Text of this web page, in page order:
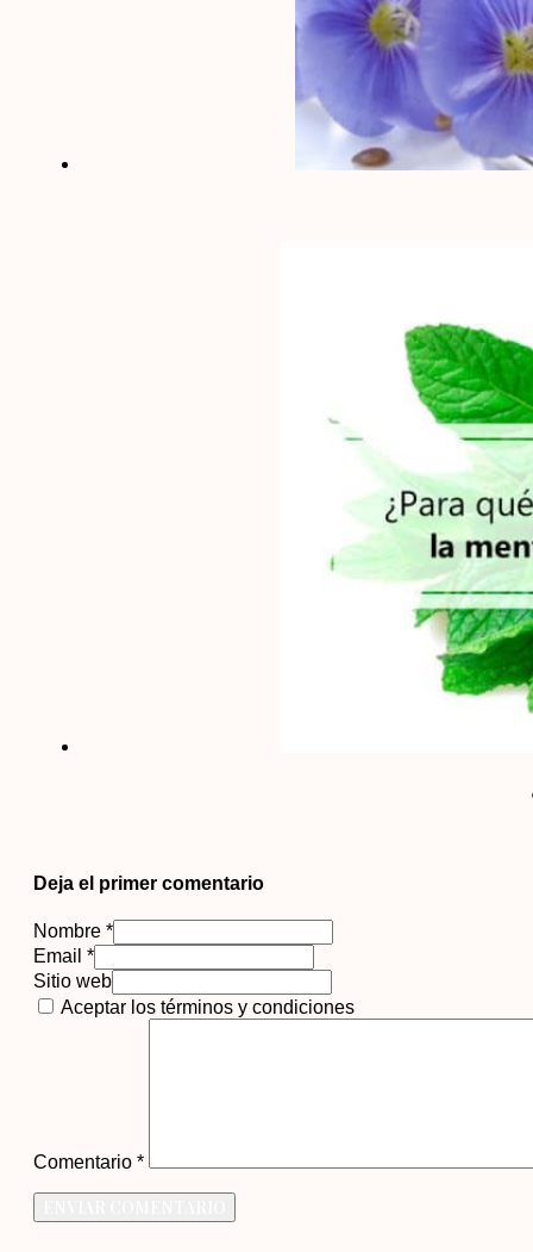
Deja el primer comentario
Nombre *
Email *
Sitio web
Aceptar los términos y condiciones
Comentario *